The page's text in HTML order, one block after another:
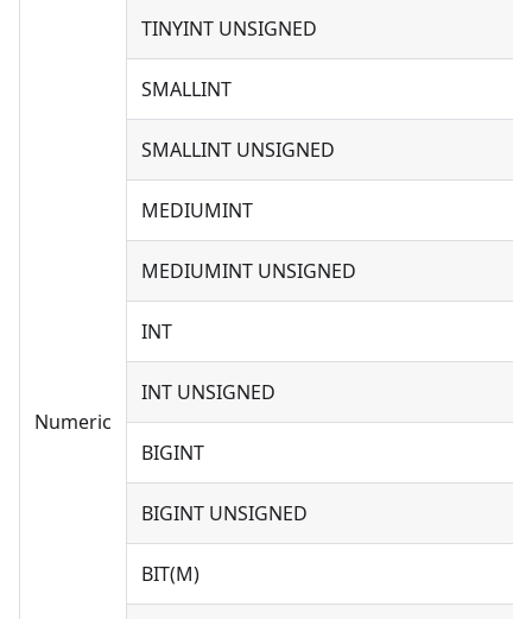
Numeric
TINYINT UNSIGNED
SMALLINT
SMALLINT UNSIGNED
MEDIUMINT
MEDIUMINT UNSIGNED
INT
INT UNSIGNED
BIGINT
BIGINT UNSIGNED
BIT(M)